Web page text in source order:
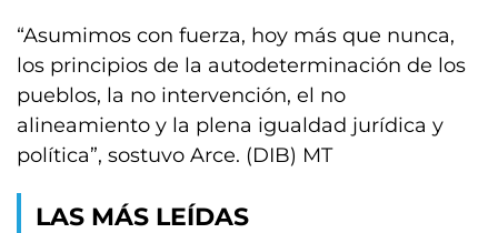
“Asumimos con fuerza, hoy más que nunca,
los principios de la autodeterminación de los
pueblos, la no intervención, el no
alineamiento y la plena igualdad jurídica y
política”, sostuvo Arce. (DIB) MT
LAS MÁS LEÍDAS